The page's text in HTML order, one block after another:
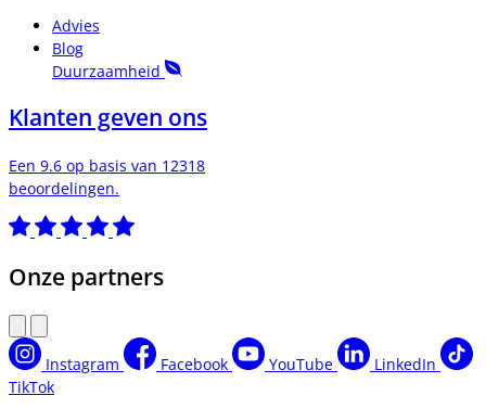
Advies
Blog
Duurzaamheid
Klanten geven ons
Een 9.6 op basis van 12318
beoordelingen.
Onze partners
Instagram Facebook YouTube
LinkedIn
TikTok